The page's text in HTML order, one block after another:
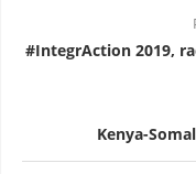
#IntegrAction 2019,
Kenya-